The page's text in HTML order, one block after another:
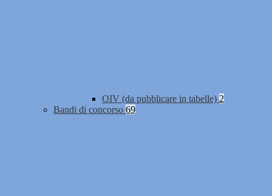
OIV (da pubblicare in tabelle) 2
Bandi di concorso 69